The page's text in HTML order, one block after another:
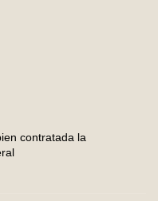
contratada la